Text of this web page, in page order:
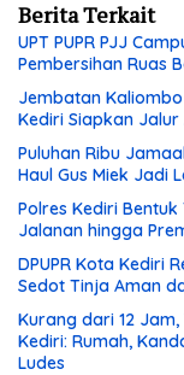
Berita Terkait
UPT PUPR PJJ
Pembersihan Ruas
Jembatan
Kediri Siapkan
Puluhan Ribu
Haul Gus Miek Jadi
Polres Kediri
Jalanan hingga
DPUPR Kota Kediri
Sedot Tinja Aman
Kurang dari 12
Kediri: Rumah,
Ludes